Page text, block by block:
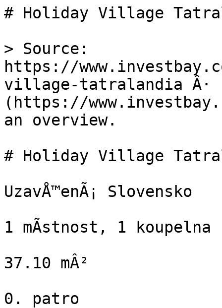
# Holiday Village
> Source:
https://
village-tatralandia Â·
(https://
an overview.
# Holiday Village
UzavÅ™enÃ¡ Slovensko
1 mÃ­stnost, 1 koupelna
37.10 mÂ²
0. patro